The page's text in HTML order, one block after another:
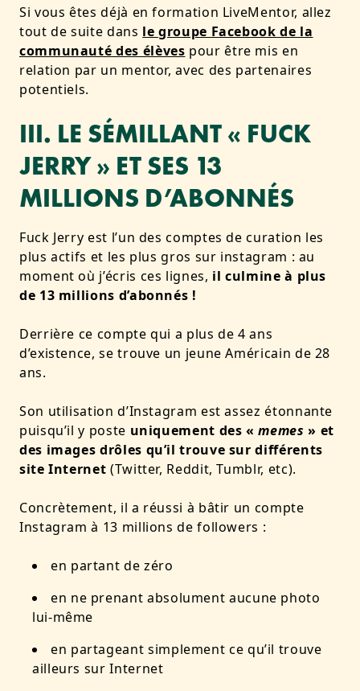
Si vous êtes déjà en formation LiveMentor, allez
tout de suite dans le groupe Facebook de la
communauté des élèves pour être mis en
relation par un mentor, avec des partenaires
potentiels.
III. LE SÉMILLANT « FUCK
JERRY » ET SES 13
MILLIONS D’ABONNÉS
Fuck Jerry est l’un des comptes de curation les
plus actifs et les plus gros sur instagram : au
moment où j’écris ces lignes, il culmine à plus
de 13 millions d’abonnés !
Derrière ce compte qui a plus de 4 ans
d’existence, se trouve un jeune Américain de 28
ans.
Son utilisation d’Instagram est assez étonnante
puisqu’il y poste uniquement des «memes » et
des images drôles qu’il trouve sur différents
site Internet (Twitter, Reddit, Tumblr, etc).
Concrètement, il a réussi à bâtir un compte
Instagram à 13 millions de followers :
en partant de zéro
en ne prenant absolument aucune photo
lui-même
en partageant simplement ce qu’il trouve
ailleurs sur Internet